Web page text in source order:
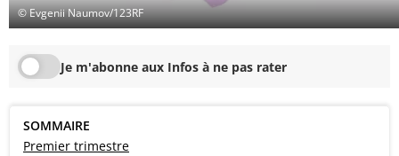
© Evgenii Naumov/123RF
Je m'abonne aux Infos à ne pas rater
SOMMAIRE
Premier trimestre